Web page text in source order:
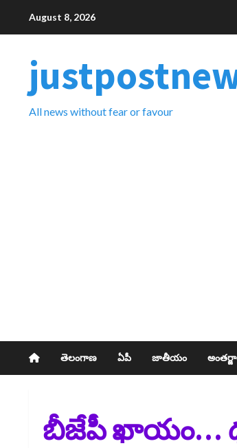
August 8, 2026
All news without fear or favour
తెలంగాణ ఏపీ జాతీయం
బీజేపీ ఖాయం…